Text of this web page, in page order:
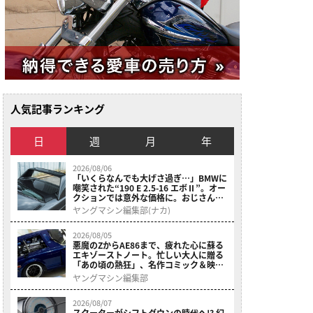
人気記事ランキング
日 週 月 年
2026/08/06
「いくらなんでも大げさ過ぎ…」BMWに
嘲笑された“190 E 2.5-16 エボⅡ”。オー
クションでは意外な価格に。おじさん達
が少年だった頃の憧れのクルマを深堀り
ヤングマシン編集部(ナカ)
2026/08/05
悪魔のZからAE86まで、疲れた心に蘇る
エキゾーストノート。忙しい大人に贈る
「あの頃の熱狂」、名作コミック＆映画
の愛機たちが東京駅地下に期間限定で集
結！
ヤングマシン編集部
2026/08/07